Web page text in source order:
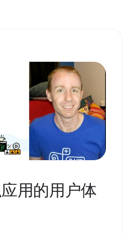
用的用户体